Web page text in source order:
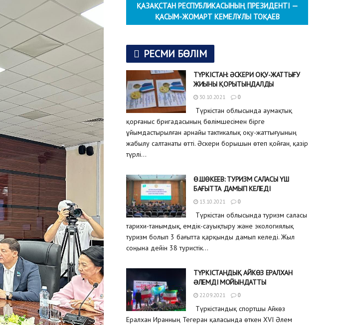
ҚАЗАҚСТАН РЕСПУБЛИКАСЫНЫҢ ПРЕЗИДЕНТІ —
ҚАСЫМ-ЖОМАРТ КЕМЕЛҰЛЫ ТОҚАЕВ
РЕСМИ БӨЛІМ
ТҮРКІСТАН: ӘСКЕРИ ОҚУ-ЖАТТЫҒУ
ЖИЫНЫ ҚОРЫТЫНДАЛДЫ
30.10.2021 0
Түркістан облысында аумақтық
қорғаныс бригадасының бөлімшесімен бірге
ұйымдастырылған арнайы тактикалық оқу-жаттығуының
жабылу салтанаты өтті. Әскери борышын өтеп қойған, қазір
түрлі...
Ө.ШӨКЕЕВ: ТУРИЗМ САЛАСЫ ҮШ
БАҒЫТТА ДАМЫП КЕЛЕДІ
13.10.2021 0
Түркістан облысында туризм саласы
тарихи-танымдық, емдік-сауықтыру және экологиялық
туризм болып 3 бағытта қарқынды дамып келеді. Жыл
соңына дейін 38 туристік...
ТҮРКІСТАНДЫҚ АЙКӨЗ ЕРАЛХАН
ƏЛЕМДІ МОЙЫНДАТТЫ
22.09.2021 0
Түркістандық спортшы Айкөз
Ералхан Иранның Тегеран қаласында өткен XVI Әлем